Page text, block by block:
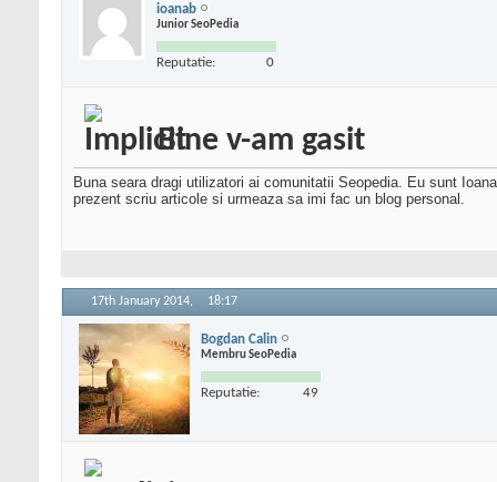
ioanab
Junior SeoPedia
Reputatie: 0
Bine v-am gasit
Buna seara dragi utilizatori ai comunitatii Seopedia. Eu sunt
prezent scriu articole si urmeaza sa imi fac un blog personal.
17th January 2014, 18:17
Bogdan Calin
Membru SeoPedia
Reputatie: 49